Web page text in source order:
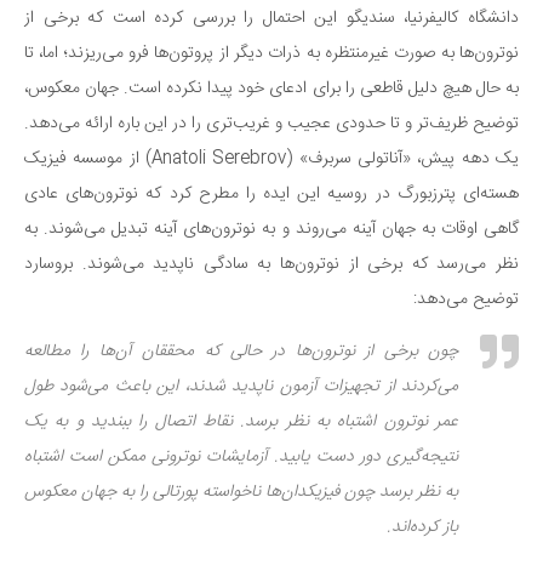
دانشگاه کالیفرنیا، سن‎دیگو این احتمال را بررسی کرده است که برخی از
نوترون‌ها به صورت غیرمنتظره به ذرات دیگر از پروتون‌ها فرو می‌ریزند؛ اما، تا
به حال هیچ دلیل قاطعی را برای ادعای خود پیدا نکرده است. جهان معکوس،
توضیح ظریف‌تر و تا حدودی عجیب و غریب‌تری را در این باره ارائه می‌دهد.
یک دهه پیش، «آناتولی سربرف» (Anatoli Serebrov) از موسسه فیزیک
هسته‌ای پترزبورگ در روسیه این ایده را مطرح کرد که نوترون‌های عادی
گاهی اوقات به جهان آینه می‌روند و به نوترون‌های آینه تبدیل می‌شوند. به
نظر می‌رسد که برخی از نوترون‌ها به سادگی ناپدید می‌شوند. بروسارد
توضیح می‌دهد:
چون برخی از نوترون‌ها در حالی که محققان آن‌ها را مطالعه
می‌کردند از تجهیزات آزمون ناپدید شدند، این باعث می‌شود طول
عمر نوترون اشتباه به نظر برسد. نقاط اتصال را ببندید و به یک
نتیجه‌گیری دور دست یابید. آزمایشات نوترونی ممکن است اشتباه
به نظر برسد چون فیزیکدان‌ها ناخواسته پورتالی را به جهان معکوس
باز کرده‌اند.